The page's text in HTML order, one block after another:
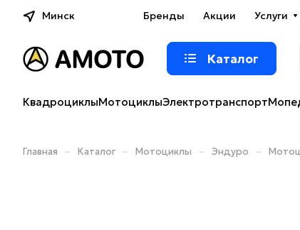
Минск Бренды Акции Услуги
Каталог
КвадроциклыМотоциклыЭлектротранспорт
Главная – Каталог – Мотоциклы – Эндуро –